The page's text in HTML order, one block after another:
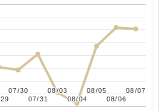
07/30
07/30
07/31
07/31
08/03
08/03
08/04
08/04
08/05
08/05
08/06
08/06
08/07
08/07